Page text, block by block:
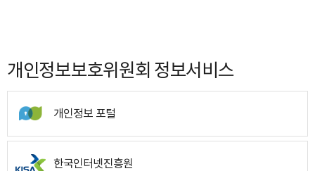
개인정보보호위원회 정보서비스
개인정보 포털
한국인터넷진흥원